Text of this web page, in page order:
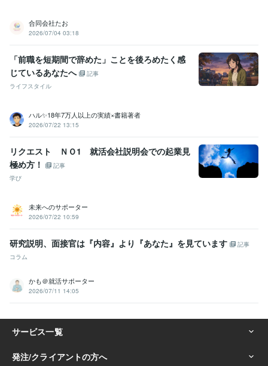
合同会社たお
2026/07/04 03:18
「前職を短期間で辞めた」ことを後ろめたく感
じているあなたへ
記事
ライフスタイル
ハル✨18年7万人以上の実績×書籍著者
2026/07/22 13:15
リクエスト ＮＯ1 就活会社説明会での起業見
極め方！
記事
学び
未来へのサポーター
2026/07/22 10:59
研究説明、面接官は『内容』より『あなた』を見ています
記事
コラム
かも＠就活サポーター
2026/07/11 14:05